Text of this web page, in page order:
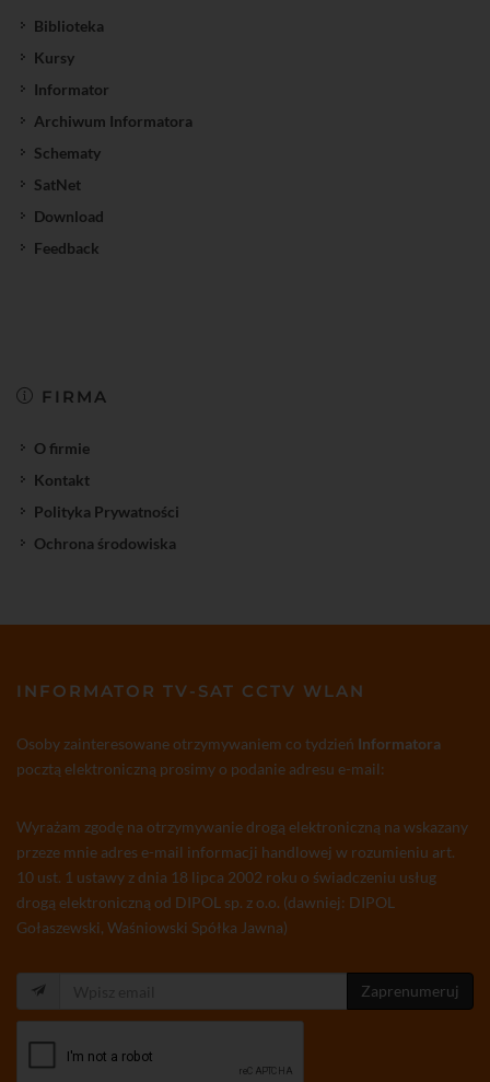
Biblioteka
Kursy
Informator
Archiwum Informatora
Schematy
SatNet
Download
Feedback
FIRMA
O firmie
Kontakt
Polityka Prywatności
Ochrona środowiska
INFORMATOR TV-SAT CCTV WLAN
Osoby zainteresowane otrzymywaniem co tydzień Informatora
pocztą elektroniczną prosimy o podanie adresu e-mail:
Wyrażam zgodę na otrzymywanie drogą elektroniczną na wskazany
przeze mnie adres e-mail informacji handlowej w rozumieniu art.
10 ust. 1 ustawy z dnia 18 lipca 2002 roku o świadczeniu usług
drogą elektroniczną od DIPOL sp. z o.o. (dawniej: DIPOL
Gołaszewski, Waśniowski Spółka Jawna)
Zaprenumeruj